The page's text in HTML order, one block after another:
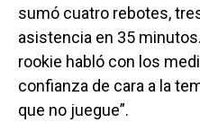
sumó cuatro rebotes,
asistencia en 35
rookie habló con los
confianza de cara a la
que no juegue”.